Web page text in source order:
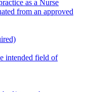
as a Nurse
from an approved
intended field of